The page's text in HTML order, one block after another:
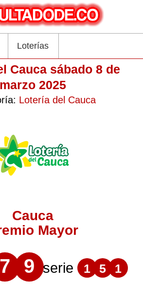
Loterías
Cauca sábado 8 de
marzo 2025
Lotería del Cauca
Cauca
Mayor
7 9 serie 1 5 1